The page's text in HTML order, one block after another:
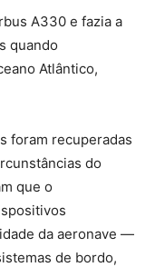
A330 e fazia a
quando
Atlântico,
foram recuperadas
do
que o
da aeronave —
de bordo,